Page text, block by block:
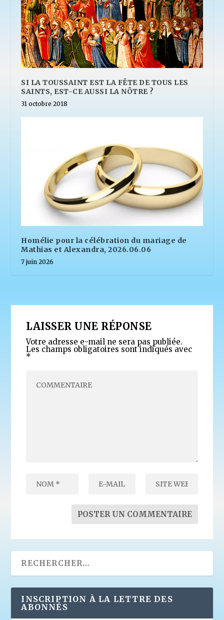
SI LA TOUSSAINT EST LA FÊTE DE TOUS LES
SAINTS, EST-CE AUSSI LA NÔTRE ?
31 octobre 2018
Homélie pour la célébration du mariage de
Mathias et Alexandra, 2026.06.06
7 juin 2026
LAISSER UNE RÉPONSE
Votre adresse e-mail ne sera pas publiée.
Les champs obligatoires sont indiqués avec
*
INSCRIPTION À LA LETTRE DES
ABONNÉS